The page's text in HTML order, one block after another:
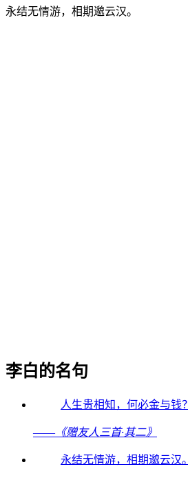
永结无情游，相期邈云汉。
李白的名句
人生贵相知，何必金与钱？
—— 《赠友人三首·其二》
永结无情游，相期邈云汉。